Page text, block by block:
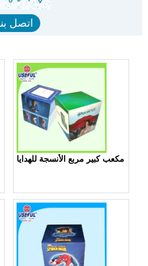
مكعب كبير مربع الأنسجة للهدايا